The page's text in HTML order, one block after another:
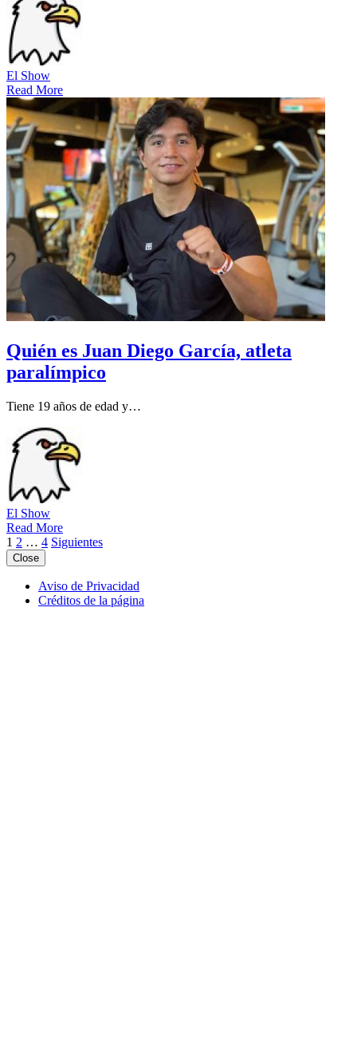
El Show
Read More
Quién es Juan Diego García, atleta
paralímpico
Tiene 19 años de edad y…
El Show
Read More
Paginación
de
entradas
1 2 … 4 Siguientes
Close
Aviso de Privacidad
Créditos de la página